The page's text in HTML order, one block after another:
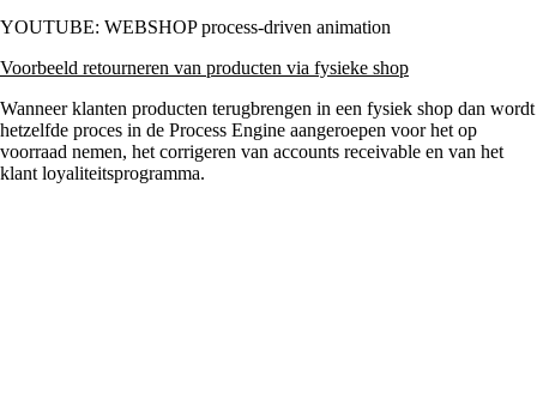
YOUTUBE: WEBSHOP process-driven animation
Voorbeeld retourneren van producten via fysieke shop
Wanneer klanten producten terugbrengen in een fysiek shop dan wordt
hetzelfde proces in de Process Engine aangeroepen voor het op
voorraad nemen, het corrigeren van accounts receivable en van het
klant loyaliteitsprogramma.